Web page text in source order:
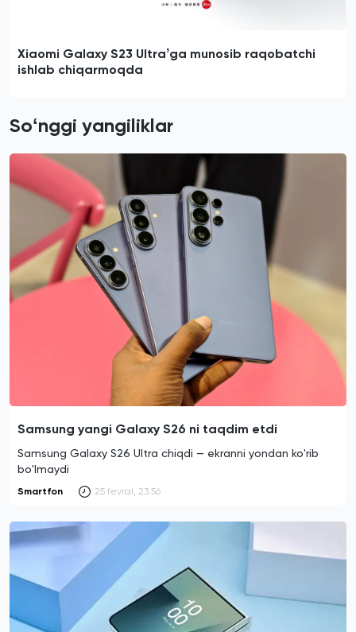
Xiaomi Galaxy S23 Ultraʼga munosib raqobatchi
ishlab chiqarmoqda
Soʻnggi yangiliklar
Samsung yangi Galaxy S26 ni taqdim etdi
Samsung Galaxy S26 Ultra chiqdi — ekranni yondan ko'rib
bo'lmaydi
Smartfon 25 fevral, 23:56